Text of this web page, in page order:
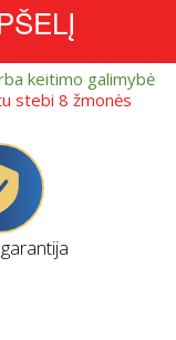
keitimo galimybė
stebi 8 žmonės